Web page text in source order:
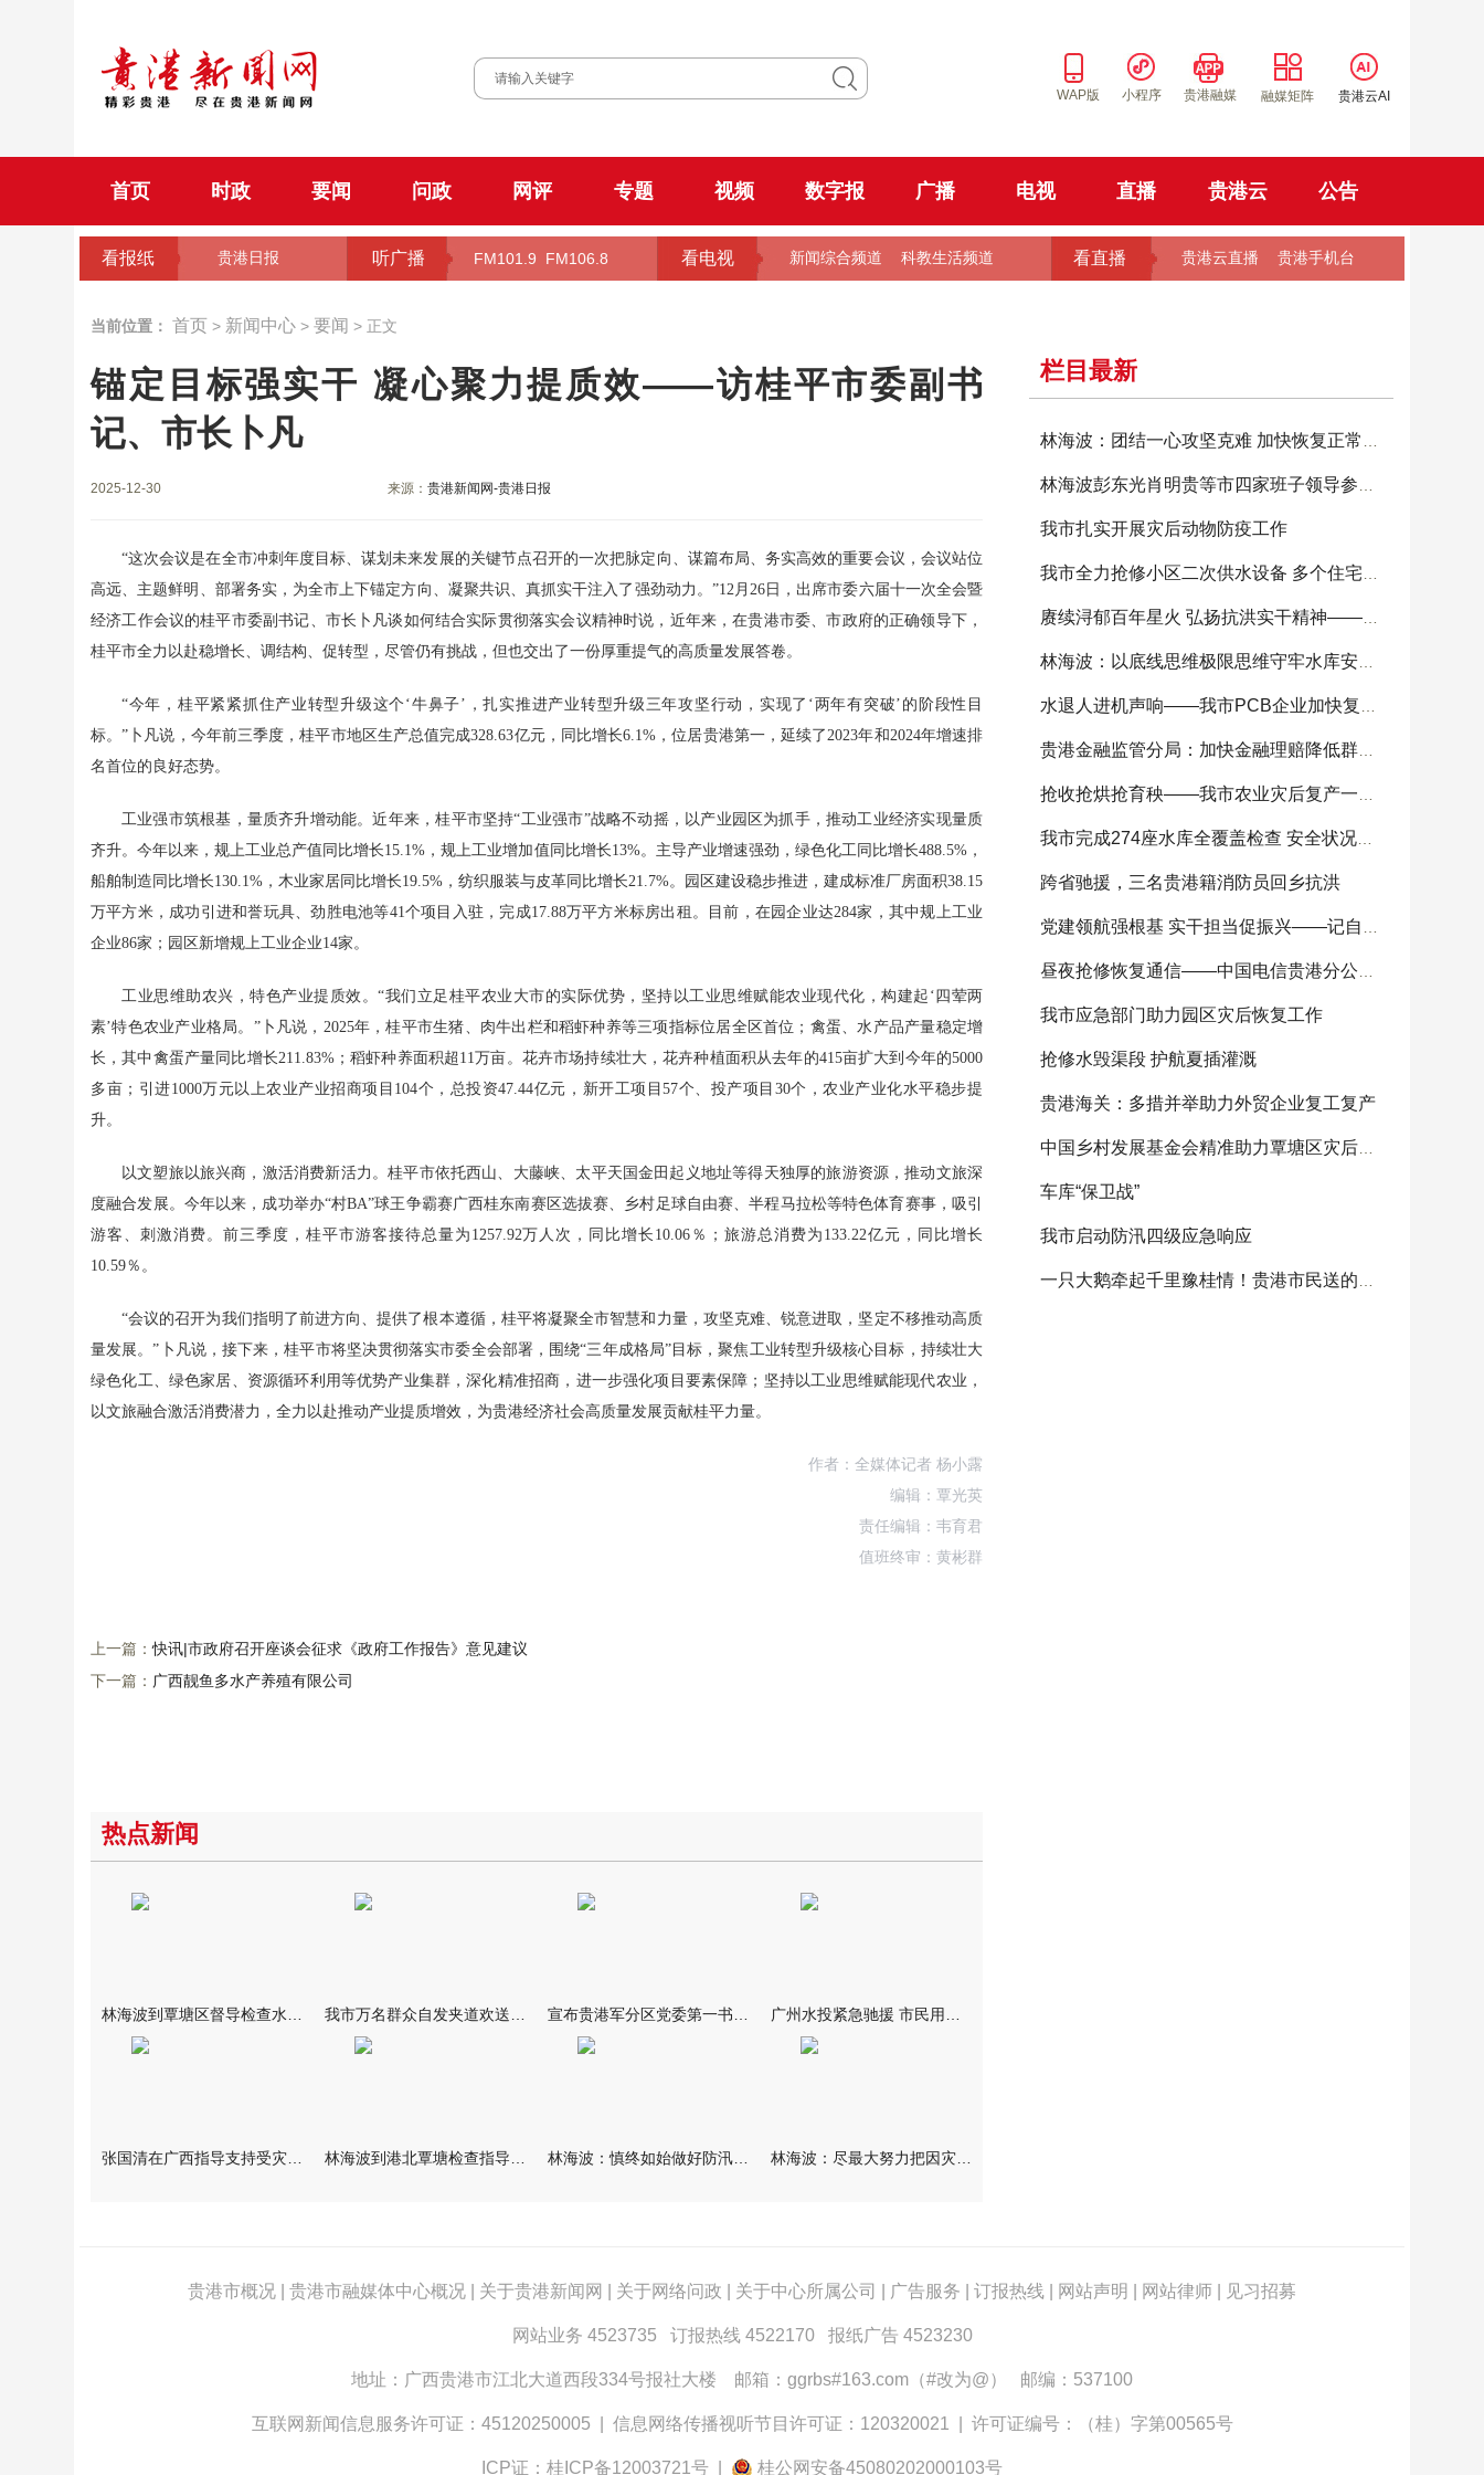
WAP版 小程序 贵港融媒 融媒矩阵 贵港云AI
首页 时政 要闻 问政 网评 专题 视频 数字报 广播 电视 直播 贵港云 公告
看报纸 贵港日报 听广播 FM101.9 FM106.8 看电视 新闻综合频道 科教生活频道 看直播 贵港云直播 贵港手机台
当前位置： 首页 > 新闻中心 > 要闻 > 正文
锚定目标强实干 凝心聚力提质效——访桂平市委副书
记、市长卜凡
2025-12-30 来源：贵港新闻网-贵港日报
“这次会议是在全市冲刺年度目标、谋划未来发展的关键节点召开的一次把脉定向、谋篇布局、务实高效的重要会议，会议站位
高远、主题鲜明、部署务实，为全市上下锚定方向、凝聚共识、真抓实干注入了强劲动力。”12月26日，出席市委六届十一次全会暨
经济工作会议的桂平市委副书记、市长卜凡谈如何结合实际贯彻落实会议精神时说，近年来，在贵港市委、市政府的正确领导下，
桂平市全力以赴稳增长、调结构、促转型，尽管仍有挑战，但也交出了一份厚重提气的高质量发展答卷。
“今年，桂平紧紧抓住产业转型升级这个‘牛鼻子’，扎实推进产业转型升级三年攻坚行动，实现了‘两年有突破’的阶段性目
标。”卜凡说，今年前三季度，桂平市地区生产总值完成328.63亿元，同比增长6.1%，位居贵港第一，延续了2023年和2024年增速排
名首位的良好态势。
工业强市筑根基，量质齐升增动能。近年来，桂平市坚持“工业强市”战略不动摇，以产业园区为抓手，推动工业经济实现量质
齐升。今年以来，规上工业总产值同比增长15.1%，规上工业增加值同比增长13%。主导产业增速强劲，绿色化工同比增长488.5%，
船舶制造同比增长130.1%，木业家居同比增长19.5%，纺织服装与皮革同比增长21.7%。园区建设稳步推进，建成标准厂房面积38.15
万平方米，成功引进和誉玩具、劲胜电池等41个项目入驻，完成17.88万平方米标房出租。目前，在园企业达284家，其中规上工业
企业86家；园区新增规上工业企业14家。
工业思维助农兴，特色产业提质效。“我们立足桂平农业大市的实际优势，坚持以工业思维赋能农业现代化，构建起‘四荤两
素’特色农业产业格局。”卜凡说，2025年，桂平市生猪、肉牛出栏和稻虾种养等三项指标位居全区首位；禽蛋、水产品产量稳定增
长，其中禽蛋产量同比增长211.83%；稻虾种养面积超11万亩。花卉市场持续壮大，花卉种植面积从去年的415亩扩大到今年的5000
多亩；引进1000万元以上农业产业招商项目104个，总投资47.44亿元，新开工项目57个、投产项目30个，农业产业化水平稳步提
升。
以文塑旅以旅兴商，激活消费新活力。桂平市依托西山、大藤峡、太平天国金田起义地址等得天独厚的旅游资源，推动文旅深
度融合发展。今年以来，成功举办“村BA”球王争霸赛广西桂东南赛区选拔赛、乡村足球自由赛、半程马拉松等特色体育赛事，吸引
游客、刺激消费。前三季度，桂平市游客接待总量为1257.92万人次，同比增长10.06％；旅游总消费为133.22亿元，同比增长
10.59％。
“会议的召开为我们指明了前进方向、提供了根本遵循，桂平将凝聚全市智慧和力量，攻坚克难、锐意进取，坚定不移推动高质
量发展。”卜凡说，接下来，桂平市将坚决贯彻落实市委全会部署，围绕“三年成格局”目标，聚焦工业转型升级核心目标，持续壮大
绿色化工、绿色家居、资源循环利用等优势产业集群，深化精准招商，进一步强化项目要素保障；坚持以工业思维赋能现代农业，
以文旅融合激活消费潜力，全力以赴推动产业提质增效，为贵港经济社会高质量发展贡献桂平力量。
作者：全媒体记者 杨小露
编辑：覃光英
责任编辑：韦育君
值班终审：黄彬群
上一篇：快讯|市政府召开座谈会征求《政府工作报告》意见建议
下一篇： 广西靓鱼多水产养殖有限公司
热点新闻
栏目最新
我市扎实开展灾后动物防疫工作
跨省驰援，三名贵港籍消防员回乡抗洪
我市应急部门助力园区灾后恢复工作
抢修水毁渠段 护航夏插灌溉
贵港海关：多措并举助力外贸企业复工复产
车库“保卫战”
我市启动防汛四级应急响应
贵港市概况 贵港市融媒体中心概况 关于贵港新闻网 关于网络问政 关于中心所属公司 广告服务 订报热线 网站声明 网站律师 见习招募
网站业务 4523735 订报热线 4522170 报纸广告 4523230
地址：广西贵港市江北大道西段334号报社大楼 邮箱：ggrbs#163.com（#改为@） 邮编：537100
互联网新闻信息服务许可证：45120250005 信息网络传播视听节目许可证：120320021 许可证编号：（桂）字第00565号
ICP证：桂ICP备12003721号 桂公网安备45080202000103号